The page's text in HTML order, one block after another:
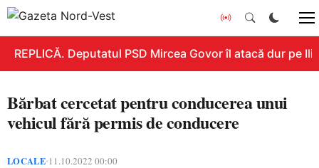
REPLICĂ. Deputatul PSD Mircea Govor îl atacă dur pe
Bărbat cercetat pentru conducerea unui
vehicul fără permis de conducere
LOCALE•11.10.2022 00:00